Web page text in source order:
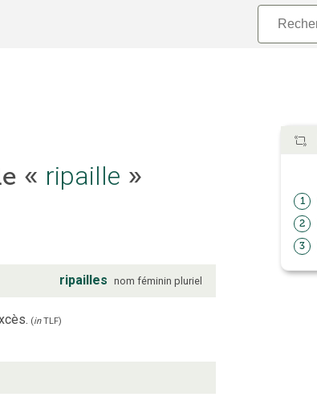
« ripaille »
ripailles nom féminin pluriel
(inTLF)
1
2
3